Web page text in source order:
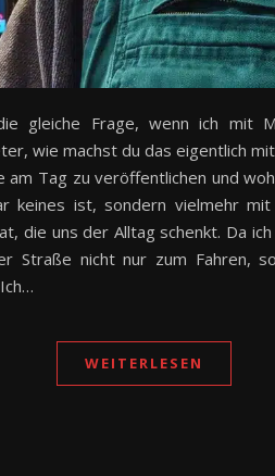
gleiche Frage, wenn ich mit
wie machst du das eigentlich
Tag zu veröffentlichen und
keines ist, sondern vielmehr
die uns der Alltag schenkt. Da
Straße nicht nur zum Fahren,
WEITERLESEN